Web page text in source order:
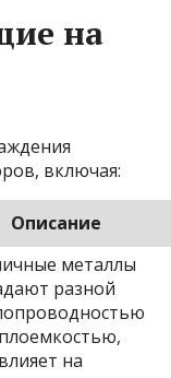
на
включая:
Описание
металлы
разной
на